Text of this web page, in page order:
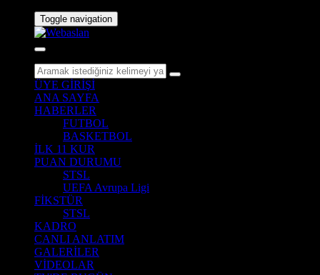
Toggle navigation
ÜYE GİRİŞİ
ANA SAYFA
HABERLER
FUTBOL
BASKETBOL
İLK 11 KUR
PUAN DURUMU
STSL
UEFA Avrupa Ligi
FİKSTÜR
STSL
KADRO
CANLI ANLATIM
GALERİLER
VİDEOLAR